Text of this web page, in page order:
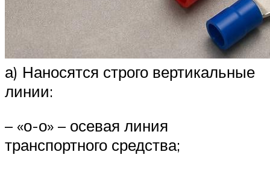
а) Наносятся строго вертикальные
линии:
– «о-о» – осевая линия
транспортного средства;